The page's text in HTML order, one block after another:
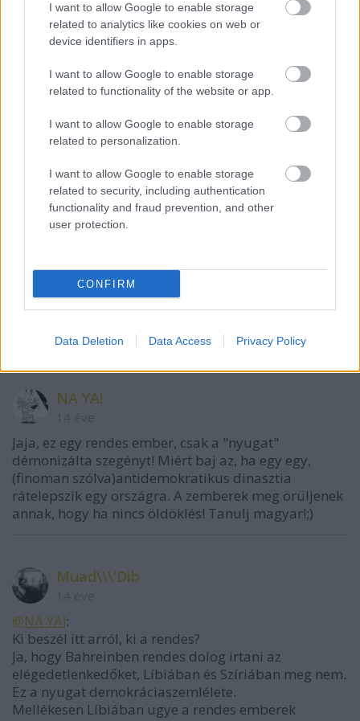
I want to allow Google to enable storage
related to analytics like cookies on web or
device identifiers in apps.
I want to allow Google to enable storage
related to functionality of the website or app.
I want to allow Google to enable storage
related to personalization.
I want to allow Google to enable storage
related to security, including authentication
functionality and fraud prevention, and other
user protection.
CONFIRM
Data Deletion Data Access Privacy Policy
Melampo
@Éhes_ló: Nem lenne az felelőtlenség? Esetleg más is
néhány ezer leselejtezett kalasnyikovot, némi lőszert,
juttasd el egy olajkitermelő ország ellenzékéhez, adj
kiképzőnek, majd ha a polgárháború amit
kirobbantottál (mire jó az internet)tönkretette az
olajkitermelést és a kieső termelés miatt szűkülő
kínálat felverte az olajárakat, kasszírozd be a jól
Amilyen megátalkodottnak látszol, te képes lennél
még a líbiaiak ellopott 150 000 000 000 dollárnyi
Ejnye, ejnye!!!
NA YA!
Jaja, ez egy rendes ember, csak a "nyugat"
démonizálta szegényt! Miért baj az, ha egy egy,
(finoman szólva)antidemokratikus dinasztia
rátelepszik egy országra. A zemberek meg örüljenek
annak, hogy ha nincs öldöklés! Tanulj magyar!;)
Muad\\\'Dib
@NA YA!:
Ki beszél itt arról, ki a rendes?
Ja, hogy Bahreinben rendes dolog irtani az
elégedetlenkedőket, Líbiában és Szíriában meg nem.
Ez a nyugat demokráciaszemlélete.
Mellékesen Líbiában ugye a rendes emberek